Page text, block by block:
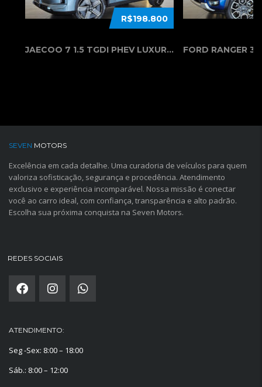
R$198.800
JAECOO 7 1.5 TGDI PHEV LUXURY DHT 2...
SEVEN MOTORS
Excelência em cada detalhe. Uma curadoria de veículos para quem
valoriza sofisticação, segurança e procedência. Atendimento
exclusivo e experiência incomparável. Nossa missão é conectar
você ao carro ideal, com confiança, transparência e alto padrão.
Escolha sua próxima conquista na Seven Motors.
REDES SOCIAIS
ATENDIMENTO:
Seg -Sex: 8:00 – 18:00
Sáb.: 8:00 – 12:00